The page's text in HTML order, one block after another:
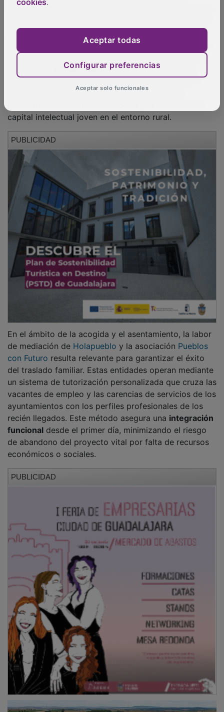
de mediación de
con Futuroresulta relevante para garantizar el éxito
del traslado familiar. Estas entidades operan mediante
un sistema de tutorización personalizada que cruza las
vacantes de empleo y las carencias de servicios de los
ayuntamientos con los perfiles profesionales de los
recién llegados. Este método asegura unaintegración
funcionaldesde el primer día, minimizando el riesgo
de abandono del proyecto vital por falta de recursos
económicos o sociales.
PUBLICIDAD
Esta gestión se materializa en proyectos de
infraestructura social y laboral que sirven de modelo
para la provincia. EnEl Recuenco
, el ayuntamiento
lidera la rehabilitación de inmuebles municipales
desocupados -antiguas viviendas de maestros,
médicos o párrocos- para transformarlos envivienda
social, eliminando el principal escollo para el nuevo
cookies.
Aceptar todas
Configurar preferencias
Aceptar solo funcionales